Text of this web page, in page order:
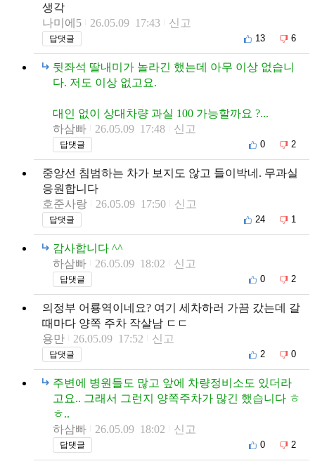
생각
나미에5
26.05.09 17:43 신고
답댓글 13 6
뒷좌석 딸내미가 놀라긴 했는데 아무 이상 없습니
다. 저도 이상 없고요.
대인 없이 상대차량 과실 100 가능할까요 ?...
하삼빠
26.05.09 17:48 신고
답댓글 0 2
중앙선 침범하는 차가 보지도 않고 들이박네. 무과실
응원합니다
호준사랑
26.05.09 17:50 신고
답댓글 24 1
감사합니다 ^^
하삼빠
26.05.09 18:02 신고
답댓글 0 2
의정부 어룡역이네요? 여기 세차하러 가끔 갔는데 갈
때마다 양쪽 주차 작살남 ㄷㄷ
용만
26.05.09 17:52 신고
답댓글 2 0
주변에 병원들도 많고 앞에 차량정비소도 있더라
고요.. 그래서 그런지 양쪽주차가 많긴 했습니다 ㅎ
ㅎ..
하삼빠
26.05.09 18:02 신고
답댓글 0 2